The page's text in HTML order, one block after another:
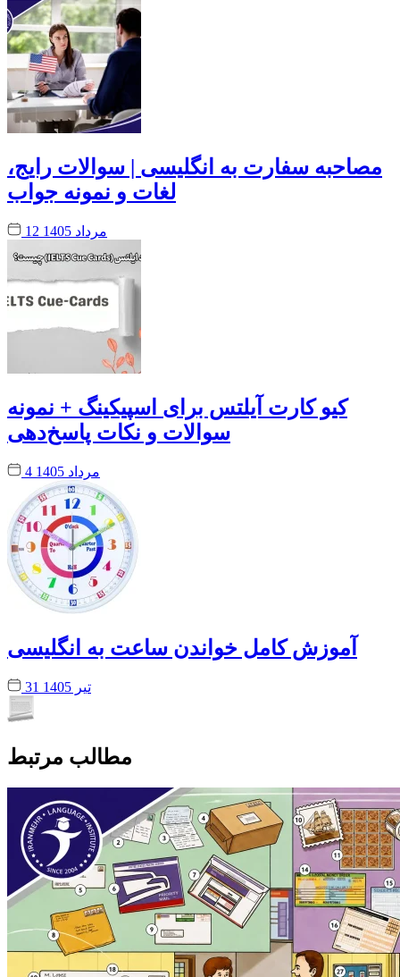
مصاحبه سفارت به انگلیسی | سوالات رایج،
لغات و نمونه جواب
12 مرداد 1405
کیو کارت آیلتس برای اسپیکینگ + نمونه
سوالات و نکات پاسخ‌دهی
4 مرداد 1405
آموزش کامل خواندن ساعت به انگلیسی
31 تیر 1405
مطالب مرتبط